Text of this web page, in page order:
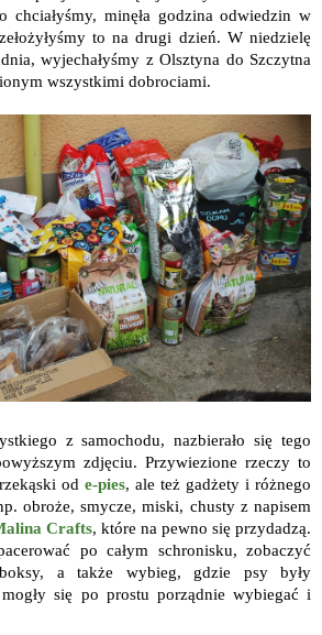
chciałyśmy, minęła godzina odwiedzin w
to na drugi dzień. W niedzielę
wyjechałyśmy z Olsztyna do Szczytna
wszystkimi dobrociami.
z samochodu, nazbierało się tego
zdjęciu. Przywiezione rzeczy to
od e-pies, ale też gadżety i różnego
obroże, smycze, miski, chusty z napisem
Crafts, które na pewno się przydadzą.
po całym schronisku, zobaczyć
a także wybieg, gdzie psy były
się po prostu porządnie wybiegać i